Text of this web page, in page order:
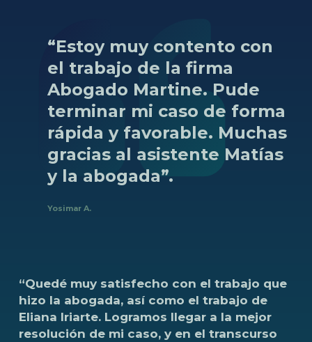
“Estoy muy contento con
el trabajo de la firma
Abogado Martine. Pude
terminar mi caso de forma
rápida y favorable. Muchas
gracias al asistente Matías
y la abogada”.
Yosimar A.
“Quedé muy satisfecho con el trabajo que
hizo la abogada, así como el trabajo de
Eliana Iriarte. Logramos llegar a la mejor
resolución de mi caso, y en el transcurso